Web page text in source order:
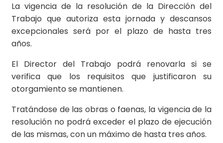
La vigencia de la resolución de la Dirección del
Trabajo que autoriza esta jornada y descansos
excepcionales será por el plazo de hasta tres
años.
El Director del Trabajo podrá renovarla si se
verifica que los requisitos que justificaron su
otorgamiento se mantienen.
Tratándose de las obras o faenas, la vigencia de la
resolución no podrá exceder el plazo de ejecución
de las mismas, con un máximo de hasta tres años.